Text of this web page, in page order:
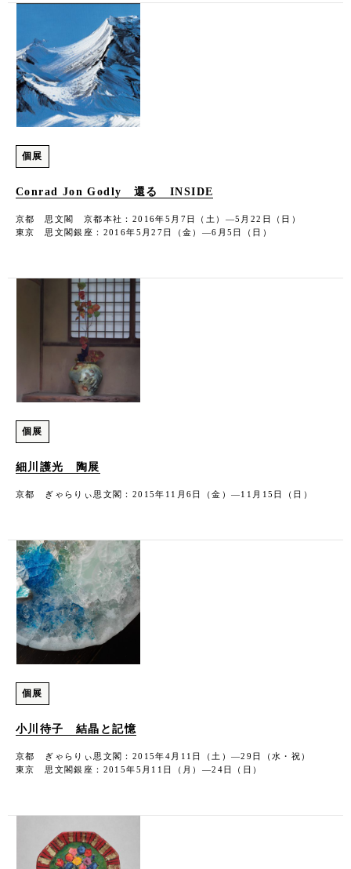
個展
Conrad Jon Godly 還る INSIDE
京都 思文閣 京都本社：2016年5月7日（土）―5月22日（日）
東京 思文閣銀座：2016年5月27日（金）―6月5日（日）
個展
細川護光 陶展
京都 ぎゃらりぃ思文閣：2015年11月6日（金）―11月15日（日）
個展
小川待子 結晶と記憶
京都 ぎゃらりぃ思文閣：2015年4月11日（土）―29日（水・祝）
東京 思文閣銀座：2015年5月11日（月）―24日（日）